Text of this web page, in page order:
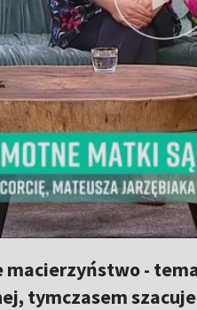
macierzyństwo -
tymczasem